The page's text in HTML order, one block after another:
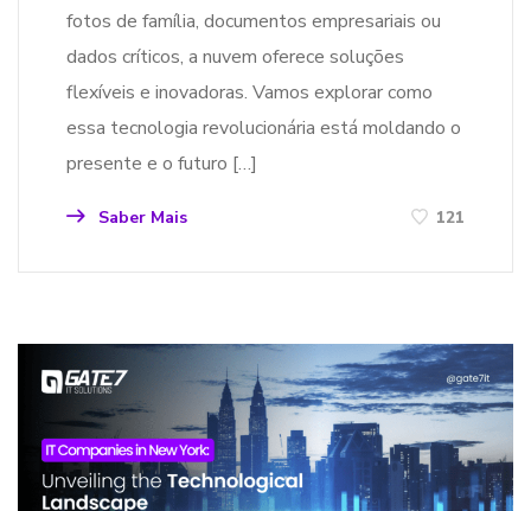
fotos de família, documentos empresariais ou
dados críticos, a nuvem oferece soluções
flexíveis e inovadoras. Vamos explorar como
essa tecnologia revolucionária está moldando o
presente e o futuro […]
Saber Mais 121